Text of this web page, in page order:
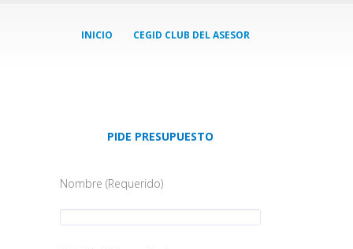
INICIO CEGID CLUB DEL ASESOR
PIDE PRESUPUESTO
Nombre (Requerido)